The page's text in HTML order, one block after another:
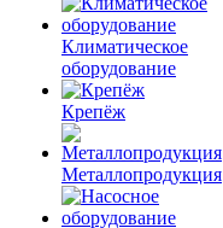
Климатическое
оборудование
Крепёж
Металлопродукция